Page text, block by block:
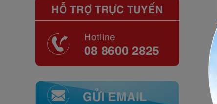
HỖ TRỢ TRỰC TUYẾN
Hotline
08 8600 2825
GỬI EMAIL